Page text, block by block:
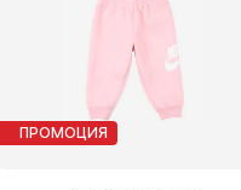
ПРОМОЦИЯ